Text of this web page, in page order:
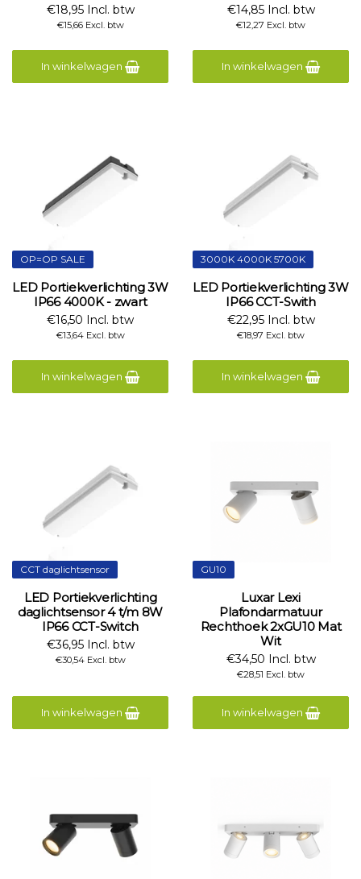
€18,95 Incl. btw
€15,66 Excl. btw
In winkelwagen
€14,85 Incl. btw
€12,27 Excl. btw
In winkelwagen
OP=OP SALE
LED Portiekverlichting 3W
IP66 4000K - zwart
€16,50 Incl. btw
€13,64 Excl. btw
In winkelwagen
3000K 4000K 5700K
LED Portiekverlichting 3W
IP66 CCT-Swith
€22,95 Incl. btw
€18,97 Excl. btw
In winkelwagen
CCT daglichtsensor
LED Portiekverlichting
daglichtsensor 4 t/m 8W
IP66 CCT-Switch
€36,95 Incl. btw
€30,54 Excl. btw
In winkelwagen
GU10
Luxar Lexi
Plafondarmatuur
Rechthoek 2xGU10 Mat
Wit
€34,50 Incl. btw
€28,51 Excl. btw
In winkelwagen